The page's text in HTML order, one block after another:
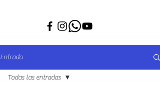
Entrada
Todas las entradas